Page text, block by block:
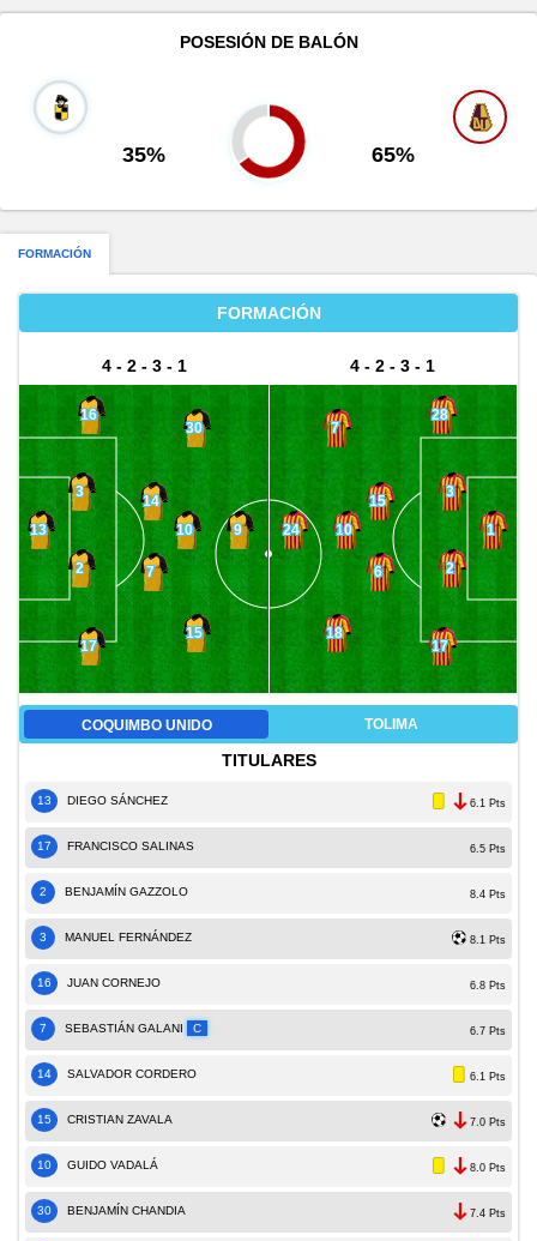
POSESIÓN DE BALÓN
35% 65%
FORMACIÓN
FORMACIÓN
4 - 2 - 3 - 1
13
16
3
2
17
14
7
30
10
15
9
4 - 2 - 3 - 1
1
28
3
2
17
15
6
7
10
18
24
COQUIMBO UNIDO TOLIMA
TITULARES
13 DIEGO SÁNCHEZ 6.1 Pts
17 FRANCISCO SALINAS 6.5 Pts
2 BENJAMÍN GAZZOLO 8.4 Pts
3 MANUEL FERNÁNDEZ 8.1 Pts
16 JUAN CORNEJO 6.8 Pts
7 SEBASTIÁN GALANI C 6.7 Pts
14 SALVADOR CORDERO 6.1 Pts
15 CRISTIAN ZAVALA 7.0 Pts
10 GUIDO VADALÁ 8.0 Pts
30 BENJAMÍN CHANDIA 7.4 Pts